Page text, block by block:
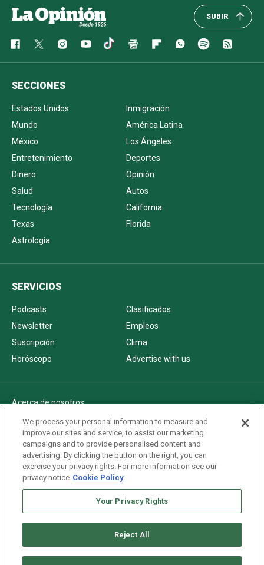
SUBIR
SECCIONES
Estados Unidos
Inmigración
Mundo
América Latina
México
Los Ángeles
Entretenimiento
Deportes
Dinero
Opinión
Salud
Autos
Tecnología
California
Texas
Florida
Astrología
SERVICIOS
Podcasts
Clasificados
Newsletter
Empleos
Suscripción
Clima
Horóscopo
Advertise with us
Acerca de nosotros
Politica de privacidad
Pautas Editoriales
AdChoices
Advertise with us
Newsletters
We process your personal information to measure and
improve our sites and service, to assist our marketing
campaigns and to provide personalised content and
advertising. By clicking the button on the right, you can
exercise your privacy rights. For more information see our
privacy notice Cookie Policy
Your Privacy Rights
Reject All